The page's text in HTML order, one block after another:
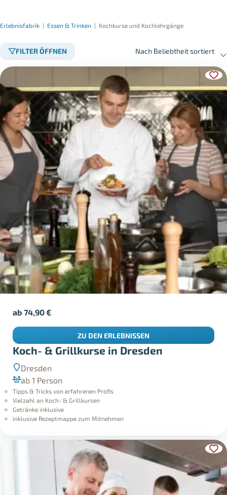
Erlebnisfabrik | Essen & Trinken | Kochkurse und Kochlehrgänge
FILTER ÖFFNEN Nach Beliebtheit sortiert
Koch- & Grillkurse in Dresden
Dresden
ab 1 Person
Tipps & Tricks von erfahrenen Profis
Vielzahl an Koch- & Grillkursen
Getränke inklusive
inklusive Rezeptmappe zum Mitnehmen
ab74,90€
ZU DEN ERLEBNISSEN